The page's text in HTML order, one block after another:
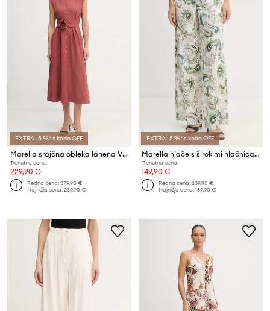
EXTRA -5 %* s kodo OFF
Marella srajčna obleka lanena VENTO
Trenutna cena:
229,90 €
Redna cena:379,90 €
Najnižja cena:239,90 €
EXTRA -5 %* s kodo OFF
Marella hlače s širokimi hlačnicami ženske lanene DOMINO
Trenutna cena:
149,90 €
Redna cena:239,90 €
Najnižja cena:159,90 €